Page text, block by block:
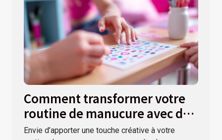
Comment transformer votre
routine de manucure avec des
autocollants ?
Envie d’apporter une touche créative à votre